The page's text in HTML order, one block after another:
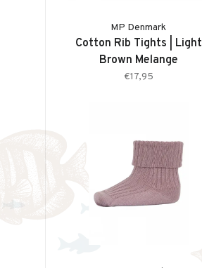
MP Denmark
Cotton Rib Tights | Light
Brown Melange
€17,95